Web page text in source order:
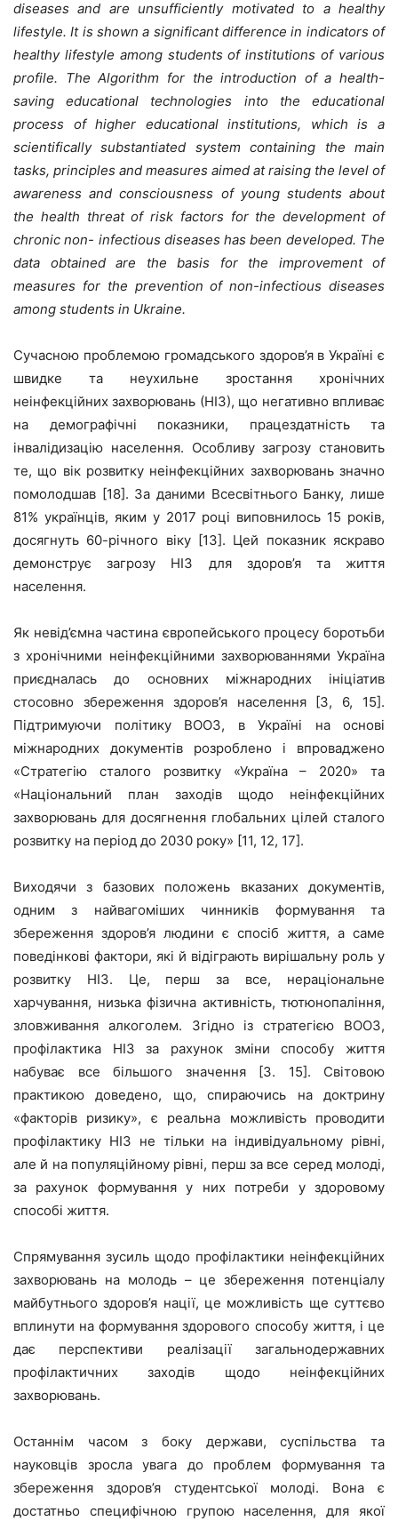
diseases and are unsufficiently motivated to a healthy
lifestyle. It is shown a significant difference in indicators of
healthy lifestyle among students of institutions of various
profile. The Algorithm for the introduction of a health-
saving educational technologies into the educational
process of higher educational institutions, which is a
scientifically substantiated system containing the main
tasks, principles and measures aimed at raising the level of
awareness and consciousness of young students about
the health threat of risk factors for the development of
chronic non- infectious diseases has been developed. The
data obtained are the basis for the improvement of
measures for the prevention of non-infectious diseases
among students in Ukraine.
Сучасною проблемою громадського здоров’я в Україні є
швидке та неухильне зростання хронічних
неінфекційних захворювань (НІЗ), що негативно впливає
на демографічні показники, працездатність та
інвалідизацію населення. Особливу загрозу становить
те, що вік розвитку неінфекційних захворювань значно
помолодшав [18]. За даними Всесвітнього Банку, лише
81% українців, яким у 2017 році виповнилось 15 років,
досягнуть 60-річного віку [13]. Цей показник яскраво
демонструє загрозу НІЗ для здоров’я та життя
населення.
Як невід’ємна частина європейського процесу боротьби
з хронічними неінфекційними захворюваннями Україна
приєдналась до основних міжнародних ініціатив
стосовно збереження здоров’я населення [3, 6, 15].
Підтримуючи політику ВООЗ, в Україні на основі
міжнародних документів розроблено і впроваджено
«Стратегію сталого розвитку «Україна – 2020» та
«Національний план заходів щодо неінфекційних
захворювань для досягнення глобальних цілей сталого
розвитку на період до 2030 року» [11, 12, 17].
Виходячи з базових положень вказаних документів,
одним з найвагоміших чинників формування та
збереження здоров’я людини є спосіб життя, а саме
поведінкові фактори, які й відіграють вирішальну роль у
розвитку НІЗ. Це, перш за все, нераціональне
харчування, низька фізична активність, тютюнопаління,
зловживання алкоголем. Згідно із стратегією ВООЗ,
профілактика НІЗ за рахунок зміни способу життя
набуває все більшого значення [3. 15]. Світовою
практикою доведено, що, спираючись на доктрину
«факторів ризику», є реальна можливість проводити
профілактику НІЗ не тільки на індивідуальному рівні,
але й на популяційному рівні, перш за все серед молоді,
за рахунок формування у них потреби у здоровому
способі життя.
Спрямування зусиль щодо профілактики неінфекційних
захворювань на молодь – це збереження потенціалу
майбутнього здоров’я нації, це можливість ще суттєво
вплинути на формування здорового способу життя, і це
дає перспективи реалізації загальнодержавних
профілактичних заходів щодо неінфекційних
захворювань.
Останнім часом з боку держави, суспільства та
науковців зросла увага до проблем формування та
збереження здоров’я студентської молоді. Вона є
достатньо специфічною групою населення, для якої